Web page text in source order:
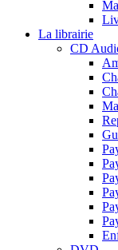
La librairie
CD